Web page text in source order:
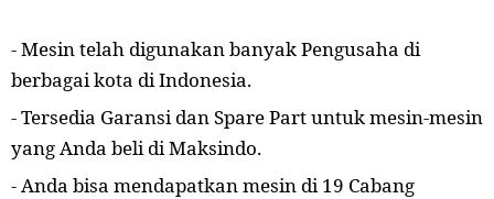
- Mesin telah digunakan banyak Pengusaha di
berbagai kota di Indonesia.
- Tersedia Garansi dan Spare Part untuk mesin-mesin
yang Anda beli di Maksindo.
- Anda bisa mendapatkan mesin di 19 Cabang